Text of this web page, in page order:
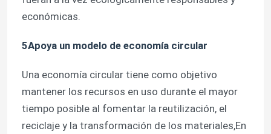
económicas.
5Apoya un modelo de economía circular
Una economía circular tiene como objetivo
mantener los recursos en uso durante el mayor
tiempo posible al fomentar la reutilización, el
reciclaje y la transformación de los materiales,En